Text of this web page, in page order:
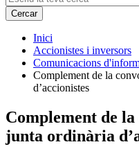
Inici
Accionistes i inversors
Comunicacions
Complement de la
d’accionistes
Complement de
junta ordinària